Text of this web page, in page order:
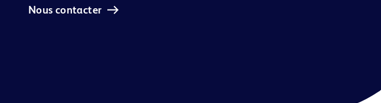
Nous contacter